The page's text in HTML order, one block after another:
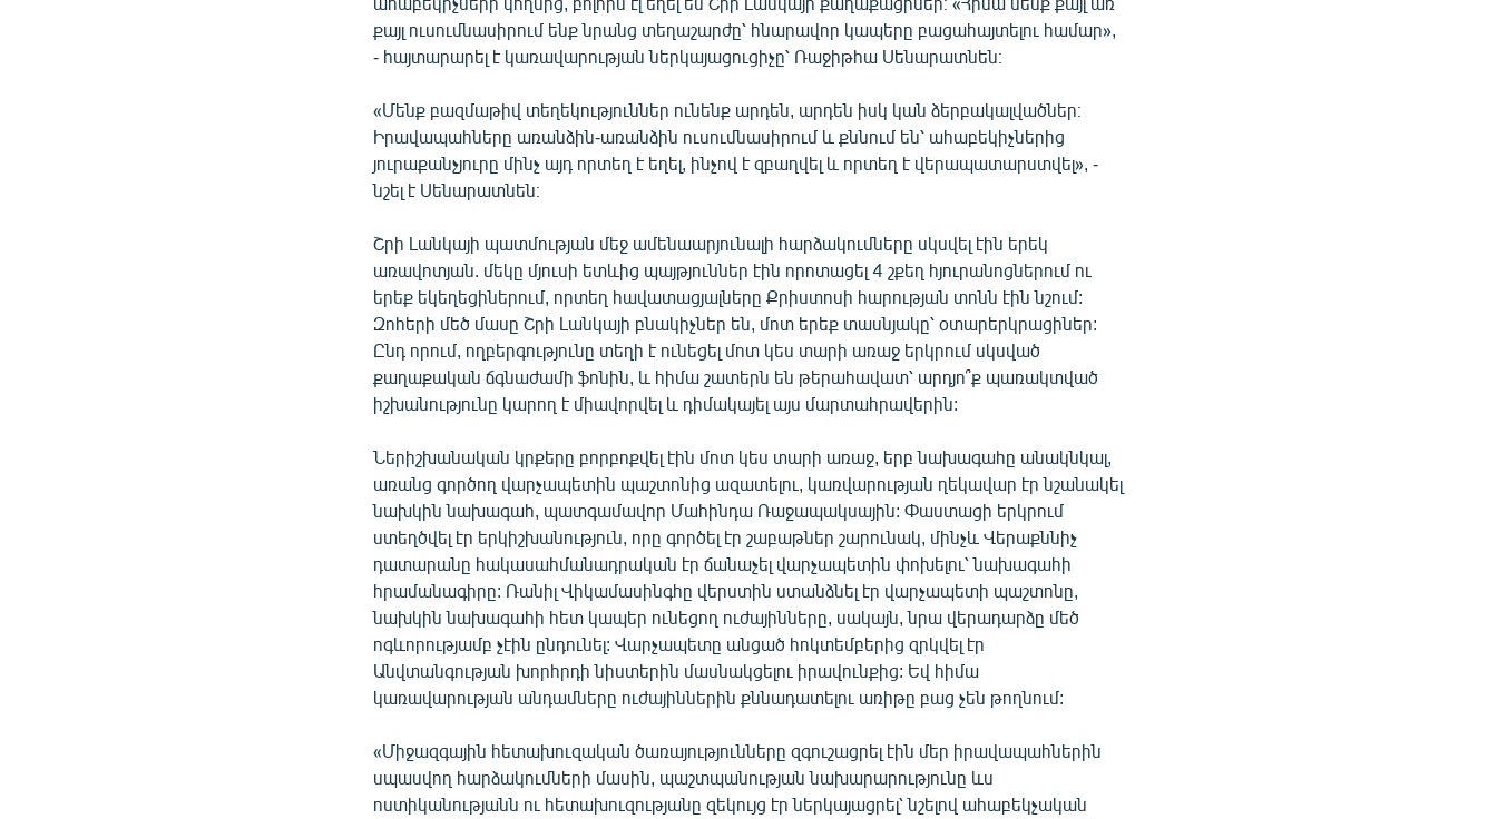
քայլ ուսումնասիրում ենք նրանց տեղաշարժը՝ հնարավոր կապերը բացահայտելու համար»,
- հայտարարել է կառավարության ներկայացուցիչը՝ Ռաջիթհա Սենարատնեն։
«Մենք բազմաթիվ տեղեկություններ ունենք արդեն, արդեն իսկ կան ձերբակալվածներ։
Իրավապահները առանձին-առանձին ուսումնասիրում և քննում են՝ ահաբեկիչներից
յուրաքանչյուրը մինչ այդ որտեղ է եղել, ինչով է զբաղվել և որտեղ է վերապատարստվել», -
նշել է Սենարատնեն։
Շրի Լանկայի պատմության մեջ ամենաարյունալի հարձակումները սկսվել էին երեկ
առավոտյան. մեկը մյուսի ետևից պայթյուններ էին որոտացել 4 շքեղ հյուրանոցներում ու
երեք եկեղեցիներում, որտեղ հավատացյալները Քրիստոսի հարության տոնն էին նշում:
Զոհերի մեծ մասը Շրի Լանկայի բնակիչներ են, մոտ երեք տասնյակը՝ օտարերկրացիներ:
Ընդ որում, ողբերգությունը տեղի է ունեցել մոտ կես տարի առաջ երկրում սկսված
քաղաքական ճգնաժամի ֆոնին, և հիմա շատերն են թերահավատ՝ արդյո՞ք պառակտված
իշխանությունը կարող է միավորվել և դիմակայել այս մարտահրավերին:
Ներիշխանական կրքերը բորբոքվել էին մոտ կես տարի առաջ, երբ նախագահը անակնկալ,
առանց գործող վարչապետին պաշտոնից ազատելու, կառվարության ղեկավար էր նշանակել
նախկին նախագահ, պատգամավոր Մահինդա Ռաջապակսային: Փաստացի երկրում
ստեղծվել էր երկիշխանություն, որը գործել էր շաբաթներ շարունակ, մինչև Վերաքննիչ
դատարանը հակասահմանադրական էր ճանաչել վարչապետին փոխելու՝ նախագահի
հրամանագիրը: Ռանիլ Վիկամասինգհը վերստին ստանձնել էր վարչապետի պաշտոնը,
նախկին նախագահի հետ կապեր ունեցող ուժայինները, սակայն, նրա վերադարձը մեծ
ոգևորությամբ չէին ընդունել: Վարչապետը անցած հոկտեմբերից զրկվել էր
Անվտանգության խորհրդի նիստերին մասնակցելու իրավունքից: Եվ հիմա
կառավարության անդամները ուժայիններին քննադատելու առիթը բաց չեն թողնում:
«Միջազգային հետախուզական ծառայությունները զգուշացրել էին մեր իրավապահներին
սպասվող հարձակումների մասին, պաշտպանության նախարարությունը ևս
ոստիկանությանն ու հետախուզությանը զեկույց էր ներկայացրել՝ նշելով ահաբեկչական